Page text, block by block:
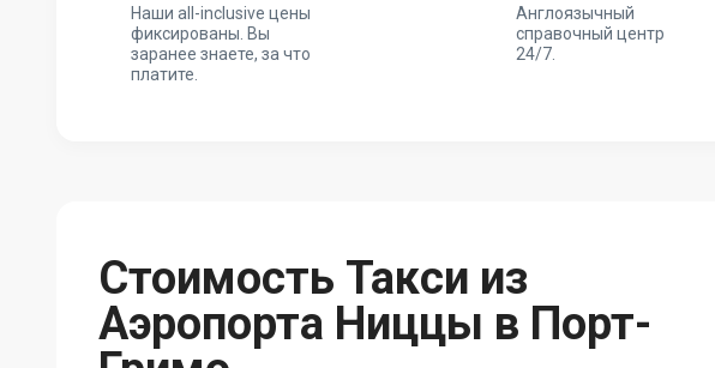
Наши all-inclusive цены
фиксированы. Вы
заранее знаете, за что
платите.
Англоязычный
справочный центр
24/7.
Стоимость Такси из
Аэропорта Ниццы в Порт-